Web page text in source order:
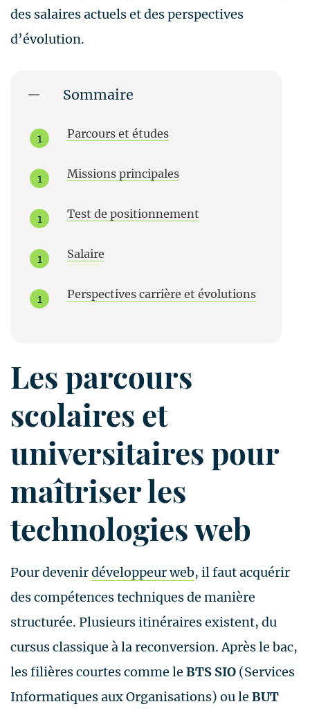
des salaires actuels et des perspectives
d’évolution.
Sommaire
Parcours et études
Missions principales
Test de positionnement
Salaire
Perspectives carrière et évolutions
Les parcours
scolaires et
universitaires pour
maîtriser les
technologies web
Pour devenirdéveloppeur web, il faut acquérir
des compétences techniques de manière
structurée. Plusieurs itinéraires existent, du
cursus classique à la reconversion. Après le bac,
les filières courtes comme le BTS SIO (Services
Informatiques aux Organisations) ou le BUT